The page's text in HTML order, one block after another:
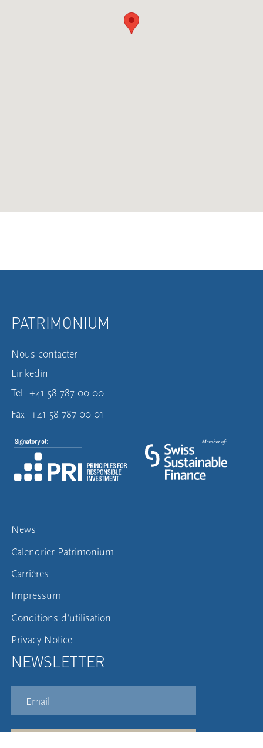
PATRIMONIUM
Nous contacter
Linkedin
Tel +41 58 787 00 00
Fax +41 58 787 00 01
News
Calendrier Patrimonium
Carrières
Impressum
Conditions d’utilisation
Privacy Notice
NEWSLETTER